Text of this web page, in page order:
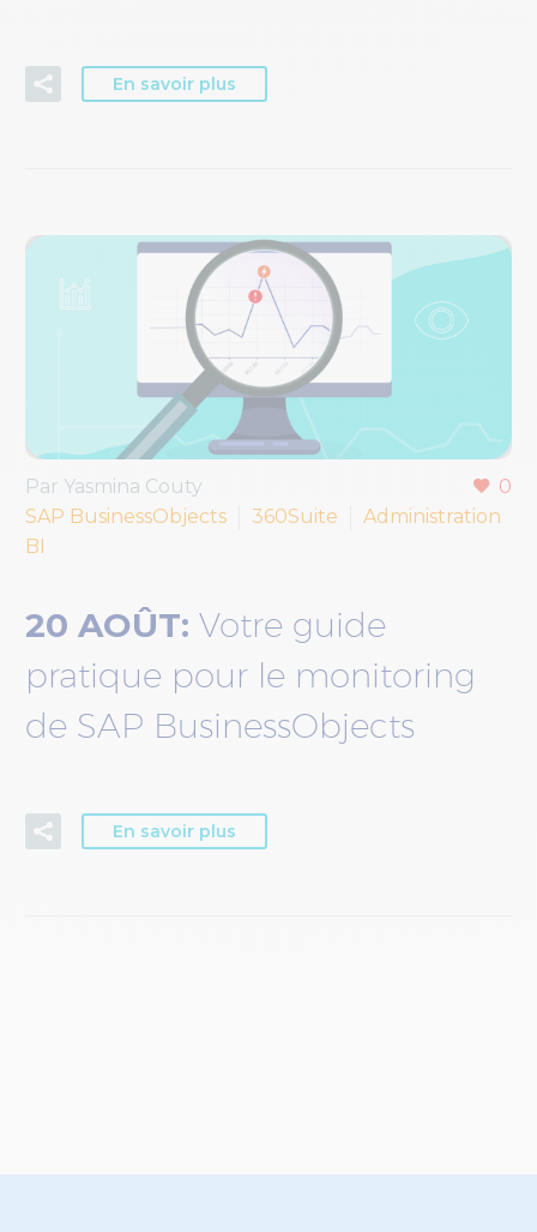
En savoir plus
0
Par Yasmina Couty
SAP BusinessObjects
360Suite
Administration
BI
20 AOÛT: Votre guide
pratique pour le monitoring
de SAP BusinessObjects
En savoir plus